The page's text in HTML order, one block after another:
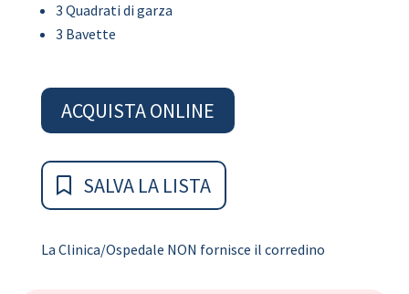
3 Quadrati di garza
3 Bavette
ACQUISTA ONLINE
SALVA LA LISTA
La Clinica/Ospedale NON fornisce il corredino